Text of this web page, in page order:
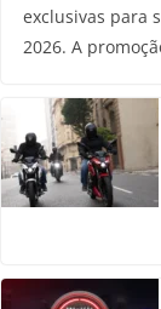
exclusivas para
2026. A